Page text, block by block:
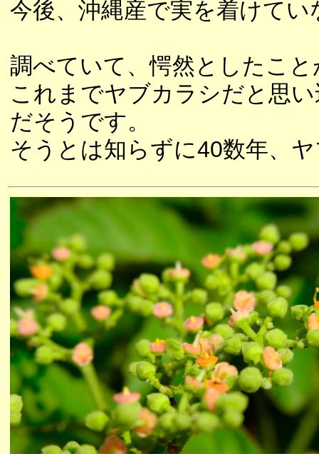
今後、沖縄産で実を着けて
調べていて、愕然としたこと
これまでヤブカラシだと思
だそうです。
そうとは知らずに40数年、